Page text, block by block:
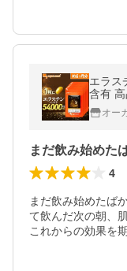
エラス
含有 高
メント
チドオー
4
まだ飲み始めたば
て飲んだ次の朝、
これからの効果を